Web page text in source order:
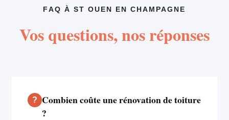
FAQ À ST OUEN EN CHAMPAGNE
Vos questions, nos réponses
Combien coûte une rénovation de toiture
?